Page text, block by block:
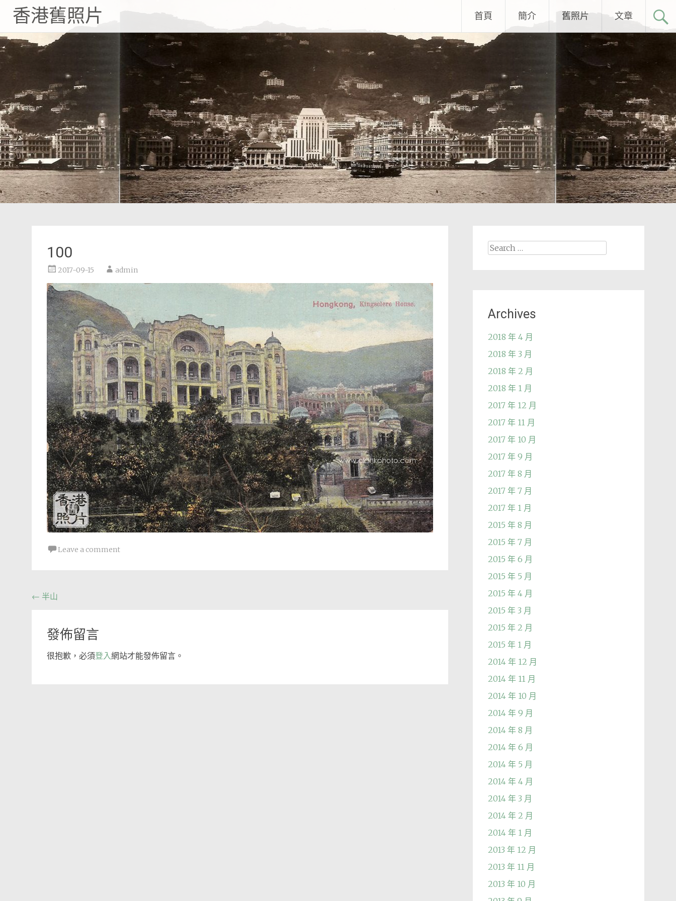
Skip
content
香港舊照片 首頁 簡介 舊照片 文章
100
2017-09-15 admin
Leave a comment
Post
← 半山
發佈留言
很抱歉，必須登入網站才能發佈留言。
Search
Archives
2018 年 4 月
2018 年 3 月
2018 年 2 月
2018 年 1 月
2017 年 12 月
2017 年 11 月
2017 年 10 月
2017 年 9 月
2017 年 8 月
2017 年 7 月
2017 年 1 月
2015 年 8 月
2015 年 7 月
2015 年 6 月
2015 年 5 月
2015 年 4 月
2015 年 3 月
2015 年 2 月
2015 年 1 月
2014 年 12 月
2014 年 11 月
2014 年 10 月
2014 年 9 月
2014 年 8 月
2014 年 6 月
2014 年 5 月
2014 年 4 月
2014 年 3 月
2014 年 2 月
2014 年 1 月
2013 年 12 月
2013 年 11 月
2013 年 10 月